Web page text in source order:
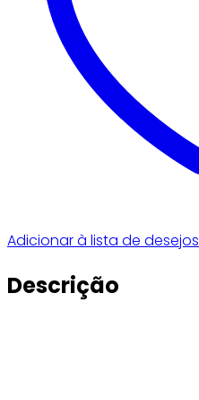
Adicionar à lista de desejos
Descrição